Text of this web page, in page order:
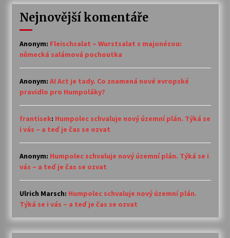
Nejnovější komentáře
Anonym: Fleischsalat – Wurstsalat s majonézou:
německá salámová pochoutka
Anonym: AI Act je tady. Co znamená nové evropské
pravidlo pro Humpoláky?
frantisek: Humpolec schvaluje nový územní plán. Týká se
i vás – a teď je čas se ozvat
Anonym: Humpolec schvaluje nový územní plán. Týká se i
vás – a teď je čas se ozvat
Ulrich Marsch: Humpolec schvaluje nový územní plán.
Týká se i vás – a teď je čas se ozvat